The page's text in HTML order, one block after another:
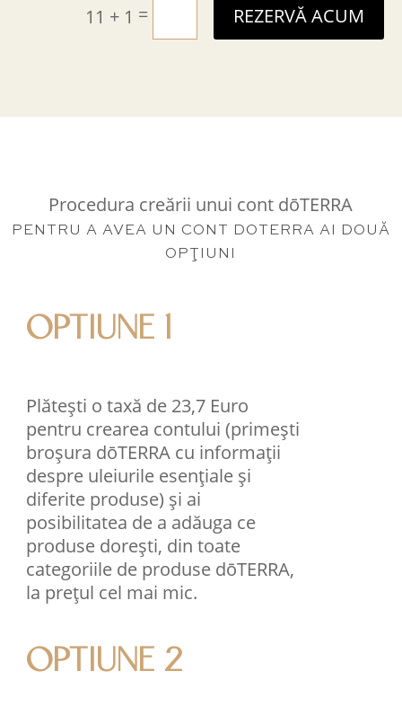
11 + 1 = REZERVĂ ACUM
Procedura creării unui cont dōTERRA
PENTRU A AVEA UN CONT DOTERRA AI DOUĂ
OPŢIUNI
OPTIUNE 1
Plătești o taxă de 23,7 Euro
pentru crearea contului (primești
broșura dōTERRA cu informații
despre uleiurile esențiale și
diferite produse) și ai
posibilitatea de a adăuga ce
produse dorești, din toate
categoriile de produse dōTERRA,
la prețul cel mai mic.
OPTIUNE 2